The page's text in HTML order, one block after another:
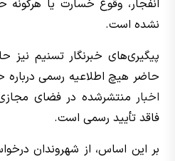
انفجار، وقوع خسارت یا
نشده است.
پیگیری‌های خبرنگار تسنیم
حاضر هیچ اطلاعیه رسمی درباره
اخبار منتشرشده در فضای
فاقد تأیید رسمی است.
بر این اساس، از شهروندان